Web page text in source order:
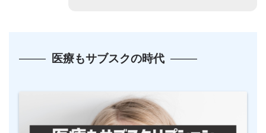
医療もサブスクの時代